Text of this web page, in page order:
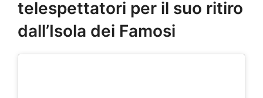
telespettatori per il suo ritiro
dall’Isola dei Famosi